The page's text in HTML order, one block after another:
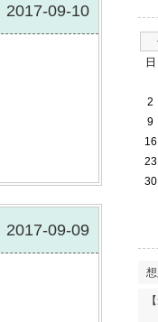
2017-09-10
2017-09-09
日
2
9
16
23
30